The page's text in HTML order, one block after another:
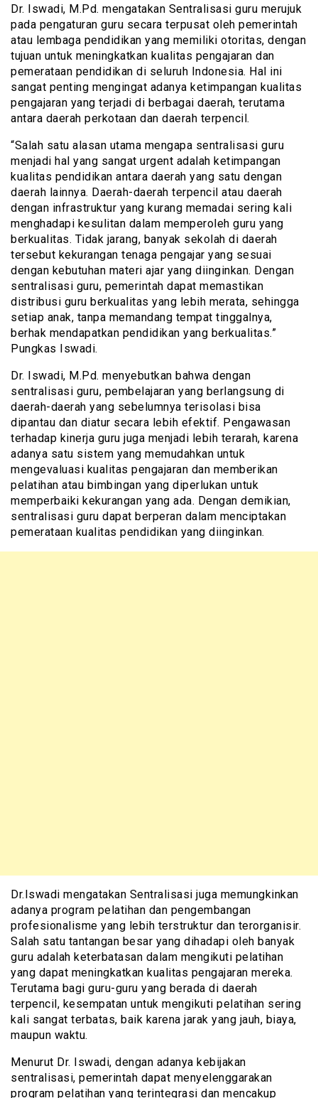
Dr. Iswadi, M.Pd. mengatakan Sentralisasi guru merujuk
pada pengaturan guru secara terpusat oleh pemerintah
atau lembaga pendidikan yang memiliki otoritas, dengan
tujuan untuk meningkatkan kualitas pengajaran dan
pemerataan pendidikan di seluruh Indonesia. Hal ini
sangat penting mengingat adanya ketimpangan kualitas
pengajaran yang terjadi di berbagai daerah, terutama
antara daerah perkotaan dan daerah terpencil.
“Salah satu alasan utama mengapa sentralisasi guru
menjadi hal yang sangat urgent adalah ketimpangan
kualitas pendidikan antara daerah yang satu dengan
daerah lainnya. Daerah-daerah terpencil atau daerah
dengan infrastruktur yang kurang memadai sering kali
menghadapi kesulitan dalam memperoleh guru yang
berkualitas. Tidak jarang, banyak sekolah di daerah
tersebut kekurangan tenaga pengajar yang sesuai
dengan kebutuhan materi ajar yang diinginkan. Dengan
sentralisasi guru, pemerintah dapat memastikan
distribusi guru berkualitas yang lebih merata, sehingga
setiap anak, tanpa memandang tempat tinggalnya,
berhak mendapatkan pendidikan yang berkualitas.”
Pungkas Iswadi.
Dr. Iswadi, M.Pd. menyebutkan bahwa dengan
sentralisasi guru, pembelajaran yang berlangsung di
daerah-daerah yang sebelumnya terisolasi bisa
dipantau dan diatur secara lebih efektif. Pengawasan
terhadap kinerja guru juga menjadi lebih terarah, karena
adanya satu sistem yang memudahkan untuk
mengevaluasi kualitas pengajaran dan memberikan
pelatihan atau bimbingan yang diperlukan untuk
memperbaiki kekurangan yang ada. Dengan demikian,
sentralisasi guru dapat berperan dalam menciptakan
pemerataan kualitas pendidikan yang diinginkan.
Dr.Iswadi mengatakan Sentralisasi juga memungkinkan
adanya program pelatihan dan pengembangan
profesionalisme yang lebih terstruktur dan terorganisir.
Salah satu tantangan besar yang dihadapi oleh banyak
guru adalah keterbatasan dalam mengikuti pelatihan
yang dapat meningkatkan kualitas pengajaran mereka.
Terutama bagi guru-guru yang berada di daerah
terpencil, kesempatan untuk mengikuti pelatihan sering
kali sangat terbatas, baik karena jarak yang jauh, biaya,
maupun waktu.
Menurut Dr. Iswadi, dengan adanya kebijakan
sentralisasi, pemerintah dapat menyelenggarakan
program pelatihan yang terintegrasi dan mencakup